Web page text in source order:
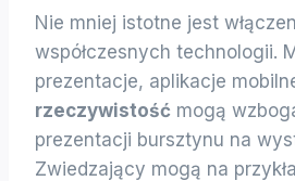
Nie mniej istotne jest
współczesnych technologii.
prezentacje, aplikacje
rzeczywistość mogą
prezentacji bursztynu na
Zwiedzający mogą na